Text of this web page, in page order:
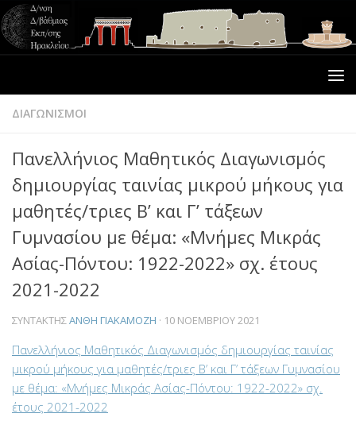
ΔΙΑΓΩΝΙΣΜΟΙ
Πανελλήνιος Μαθητικός Διαγωνισμός
δημιουργίας ταινίας μικρού μήκους για
μαθητές/τριες Β’ και Γ’ τάξεων
Γυμνασίου με θέμα: «Μνήμες Μικράς
Ασίας-Πόντου: 1922-2022» σχ. έτους
2021-2022
ΣΥΝΤΆΚΤΗΣΑΝΘΗ ΓΙΑΚΑΜΟΖΗ · 10 ΝΟΕΜΒΡΊΟΥ 2021
Πανελλήνιος Μαθητικός Διαγωνισμός δημιουργίας ταινίας
μικρού μήκους για μαθητές/τριες Β’ και Γ’ τάξεων Γυμνασίου
με θέμα: «Μνήμες Μικράς Ασίας-Πόντου: 1922-2022» σχ.
έτους 2021-2022